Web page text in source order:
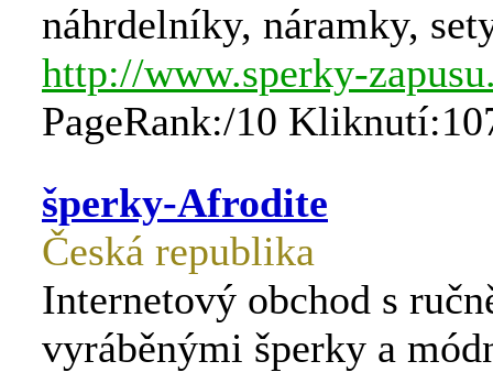
náhrdelníky, náramky,
http://www.sperky-
PageRank:/10
šperky-Afrodite
Česká republika
Internetový obchod s
vyráběnými šperky a